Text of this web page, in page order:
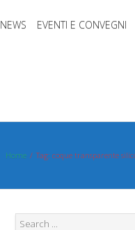
NEWS EVENTI E CONVEGNI
Home Tag: coque transparente